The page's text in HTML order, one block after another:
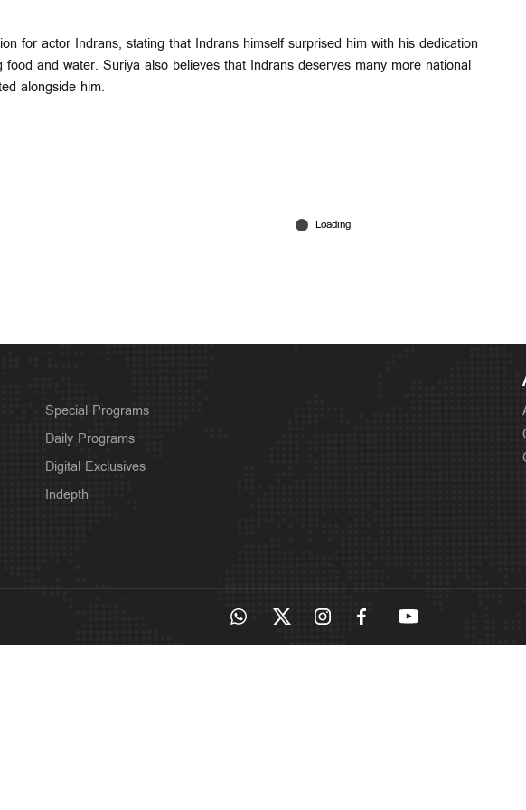
for actor Indrans, stating that Indrans himself surprised him with his dedication
and water. Suriya also believes that Indrans deserves many more national
alongside him.
Special Programs
Daily Programs
Digital Exclusives
Indepth